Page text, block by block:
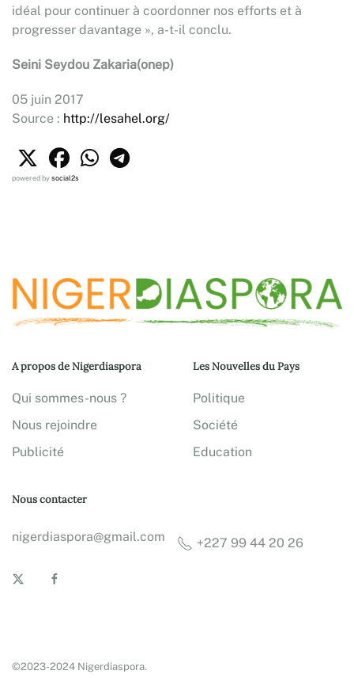
idéal pour continuer à coordonner nos efforts et à
progresser davantage », a-t-il conclu.
Seini Seydou Zakaria(onep)
05 juin 2017
Source : http://lesahel.org/
powered bysocial2s
A propos de Nigerdiaspora
Qui sommes-nous ?
Nous rejoindre
Publicité
Les Nouvelles du Pays
Politique
Société
Education
Nous contacter
nigerdiaspora@gmail.com +227 99 44 20 26
©2023-2024 Nigerdiaspora.